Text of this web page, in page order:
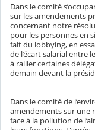
Dans le comité
sur les amendements
concernant notre
pour les personnes en
fait du lobbying, en
de l’écart salarial entre
à rallier certaines
demain devant la
Dans le comité de
amendements sur une
face à la pollution de